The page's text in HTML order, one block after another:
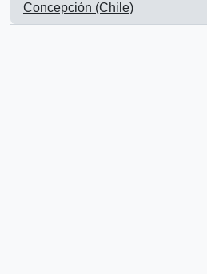
Concepción (Chile)
, 1 results